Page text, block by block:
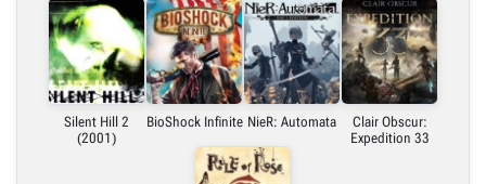
Silent Hill 2
(2001)
BioShock Infinite NieR: Automata
Clair Obscur:
Expedition 33